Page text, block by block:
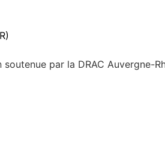
soutenue par la DRAC